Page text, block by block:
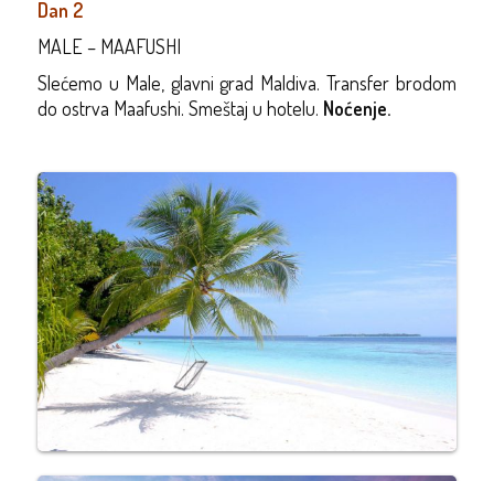
Dan 2
MALE – MAAFUSHI
Slećemou Male, glavni grad Maldiva. Transfer brodom
do ostrva Maafushi. Smeštaj u hotelu. Noćenje.